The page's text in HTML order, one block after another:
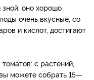
оно хорошо
очень вкусные, со
и кислот, достигают
с растений,
можете собрать 15—